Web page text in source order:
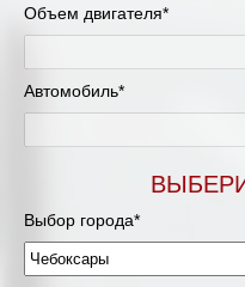
Объем двигателя*
Автомобиль*
Выбор города*